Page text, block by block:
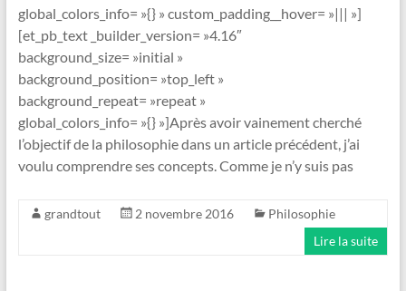
global_colors_info= »{} » custom_padding__hover= »||| »]
[et_pb_text _builder_version= »4.16″
background_size= »initial »
background_position= »top_left »
background_repeat= »repeat »
global_colors_info= »{} »]Après avoir vainement cherché
l’objectif de la philosophie dans un article précédent, j’ai
voulu comprendre ses concepts. Comme je n’y suis pas
grandtout 2 novembre 2016
Philosophie
Lire la suite